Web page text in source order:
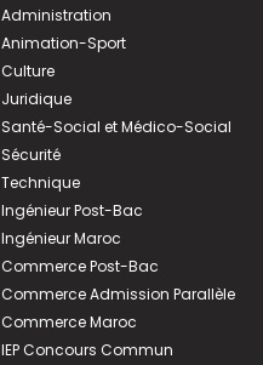
Administration
Animation-Sport
Culture
Juridique
Santé-Social et Médico-Social
Sécurité
Technique
Ingénieur Post-Bac
Ingénieur Maroc
Commerce Post-Bac
Commerce Admission Parallèle
Commerce Maroc
IEP Concours Commun